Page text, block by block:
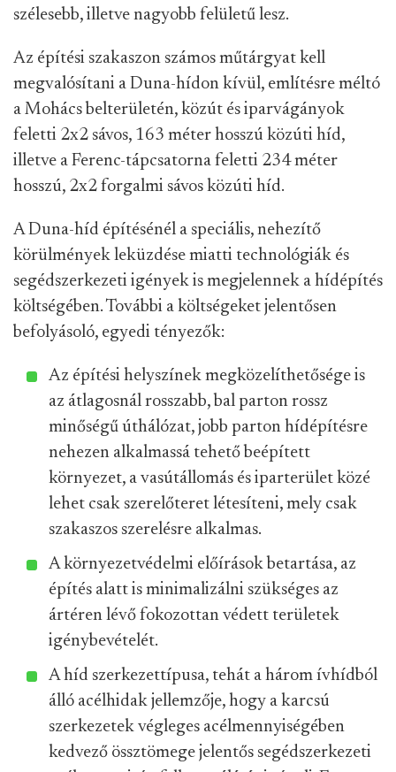
szélesebb, illetve nagyobb felületű lesz.
Az építési szakaszon számos műtárgyat kell
megvalósítani a Duna-hídon kívül, említésre méltó
a Mohács belterületén, közút és iparvágányok
feletti 2x2 sávos, 163 méter hosszú közúti híd,
illetve a Ferenc-tápcsatorna feletti 234 méter
hosszú, 2x2 forgalmi sávos közúti híd.
A Duna-híd építésénél a speciális, nehezítő
körülmények leküzdése miatti technológiák és
segédszerkezeti igények is megjelennek a hídépítés
költségében. További a költségeket jelentősen
befolyásoló, egyedi tényezők:
Az építési helyszínek megközelíthetősége is
az átlagosnál rosszabb, bal parton rossz
minőségű úthálózat, jobb parton hídépítésre
nehezen alkalmassá tehető beépített
környezet, a vasútállomás és iparterület közé
lehet csak szerelőteret létesíteni, mely csak
szakaszos szerelésre alkalmas.
A környezetvédelmi előírások betartása, az
építés alatt is minimalizálni szükséges az
ártéren lévő fokozottan védett területek
igénybevételét.
A híd szerkezettípusa, tehát a három ívhídból
álló acélhidak jellemzője, hogy a karcsú
szerkezetek végleges acélmennyiségében
kedvező össztömege jelentős segédszerkezeti